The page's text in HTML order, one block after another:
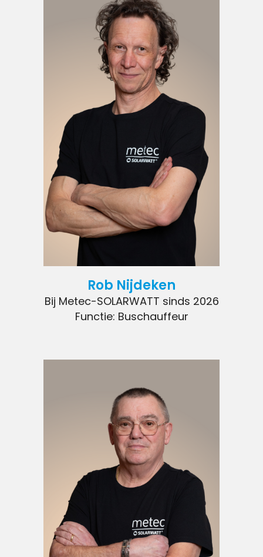
Rob Nijdeken
Bij Metec-SOLARWATT sinds 2026
Functie: Buschauffeur